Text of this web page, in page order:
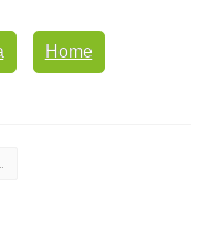
Home
indígenas